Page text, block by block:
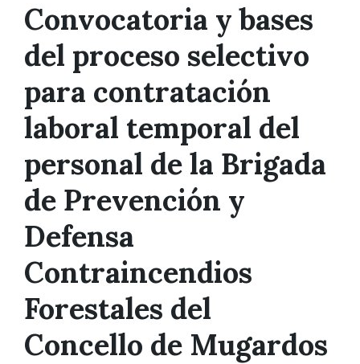
Convocatoria y bases
del proceso selectivo
para contratación
laboral temporal del
personal de la Brigada
de Prevención y
Defensa
Contraincendios
Forestales del
Concello de Mugardos